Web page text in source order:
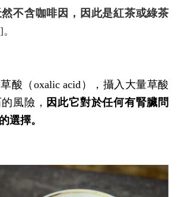
不含咖啡因，因此是紅茶或綠茶
酸（oxalic acid），攝入大量草酸
風險， 因此它對於任何有腎臟問
選擇。